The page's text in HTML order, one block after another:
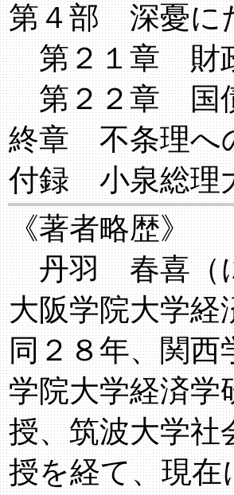
第４部 深憂に
第２１章 財政
第２２章 国債
終章 不条理へ
付録 小泉総理
《著者略歴》
丹羽 春喜（
大阪学院大学経
同２８年、関西
学院大学経済学
授、筑波大学社
授を経て、現在